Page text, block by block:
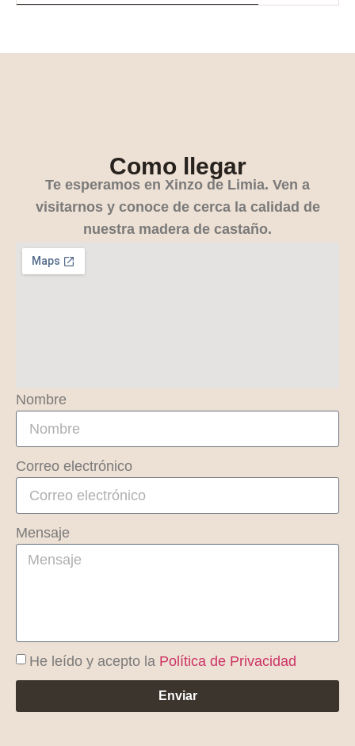
Como llegar
Te esperamos en Xinzo de Limia. Ven a
visitarnos y conoce de cerca la calidad de
nuestra madera de castaño.
Nombre
Correo electrónico
Mensaje
He leído y acepto la Política de Privacidad
Enviar